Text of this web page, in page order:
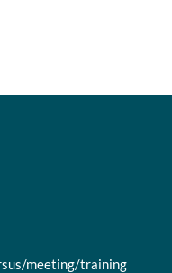
meeting/training